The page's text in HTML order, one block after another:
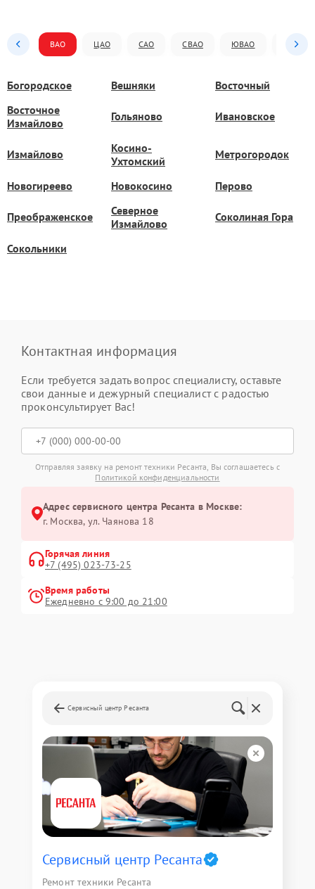
ВАО ЦАО САО СВАО ЮВАО ЮАО
Богородское Вешняки
Восточный
Восточное
Измайлово
Гольяново Ивановское
Измайлово
Косино-
Ухтомский
Метрогородок
Новогиреево Новокосино Перово
Преображенское
Северное
Измайлово
Соколиная Гора
Сокольники
Контактная информация
Если требуется задать вопрос специалисту, оставьте
свои данные и дежурный специалист с радостью
проконсультирует Вас!
Отправляя заявку на ремонт техники Ресанта, Вы соглашаетесь с
Политикой конфиденциальности
Адрес сервисного центра Ресанта в Москве:
г. Москва, ул. Чаянова 18
Горячая линия
+7 (495) 023-73-25
Время работы
Ежедневно с 9:00 до 21:00
Сервисный центр Ресанта
Сервисный центр Ресанта
Ремонт техники Ресанта